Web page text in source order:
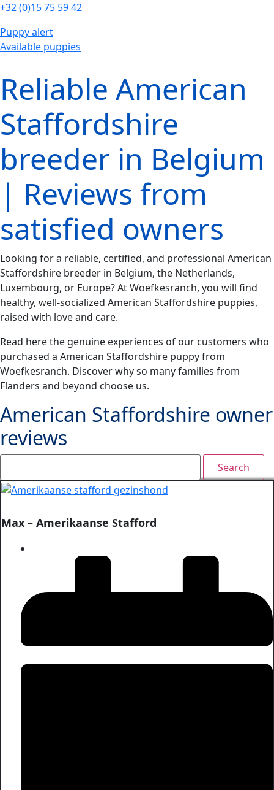
+32 (0)15 75 59 42
Puppy alert
Available puppies
Reliable American
Staffordshire
breeder in Belgium
| Reviews from
satisfied owners
Looking for a reliable, certified, and professional American
Staffordshire breeder in Belgium, the Netherlands,
Luxembourg, or Europe? At Woefkesranch, you will find
healthy, well-socialized American Staffordshire puppies,
raised with love and care.
Read here the genuine experiences of our customers who
purchased a American Staffordshire puppy from
Woefkesranch. Discover why so many families from
Flanders and beyond choose us.
American Staffordshire owner
reviews
Search:
Max – Amerikaanse Stafford